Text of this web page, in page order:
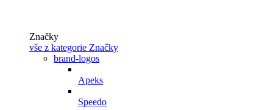
Značky
vše z kategorie Značky
brand-logos
Apeks
Speedo